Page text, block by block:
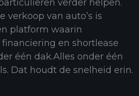
verder helpen.
verkoop van auto’s is
platform waarin
en shortlease
één dak.Alles onder één
Dat houdt de snelheid erin.